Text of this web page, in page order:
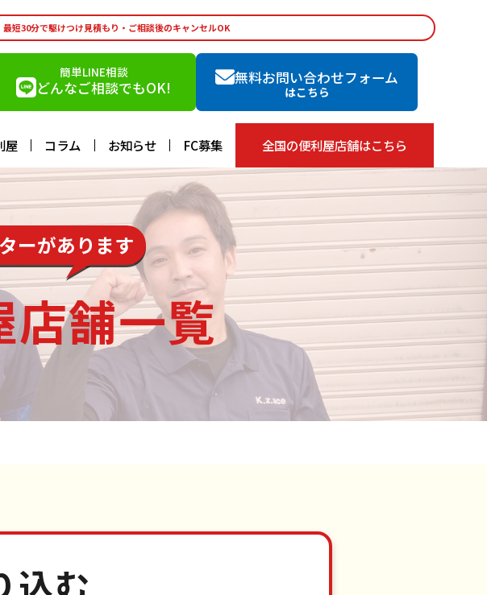
最短30分で駆けつけ見積もり・ご相談後のキャンセルOK
簡単LINE相談
どんなご相談でもOK!
無料お問い合わせフォーム
はこちら
屋 コラム お知らせ FC募集 全国の便利屋店舗はこちら
ーがあります
舗一覧